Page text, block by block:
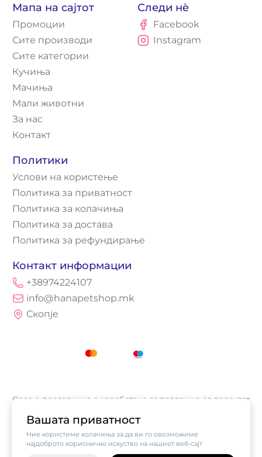
Вашата приватност
Ние користиме колачиња за да ви го овозможиме
најдоброто корисничко искуство на нашиот веб-сајт
Мапа на сајтот
Промоции
Сите производи
Сите категории
Кучиња
Мачиња
Мали животни
За нас
Контакт
Политики
Услови на користење
Политика за приватност
Политика за колачиња
Политика за достава
Политика за рефундирање
Контакт информации
+38974224107
info@hanapetshop.mk
Скопје
Следи нè
Facebook
Instagram
Оваа е-продавница е изработена со поддршка од проектот
„Е-трговија: Супермоќ за локалните бизниси vol.2",
кој е имплементиран од
Северна Македонија , а поддржан од компанијата Visa.